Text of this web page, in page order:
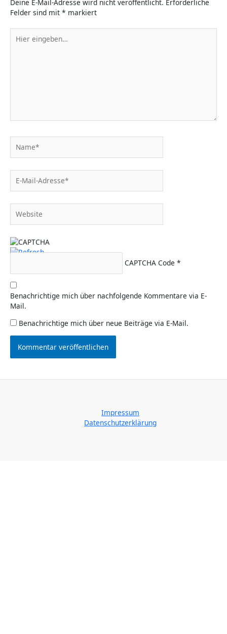
Deine E-Mail-Adresse wird nicht veröffentlicht. Erforderliche
Felder sind mit * markiert
eingeben…
Mail-
Adresse*
CAPTCHA Code *
Benachrichtige mich über nachfolgende Kommentare via E-
Mail.
Benachrichtige mich über neue Beiträge via E-Mail.
Impressum
Datenschutzerklärung